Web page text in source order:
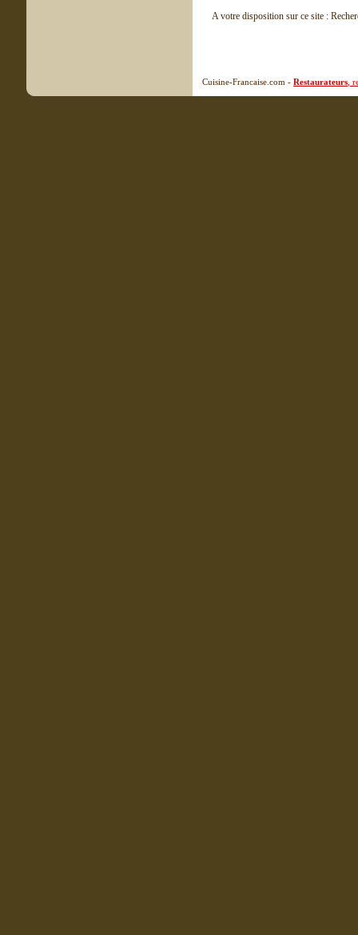
A votre disposition sur ce site :
Cuisine-Francaise.com - Restaurateurs ,